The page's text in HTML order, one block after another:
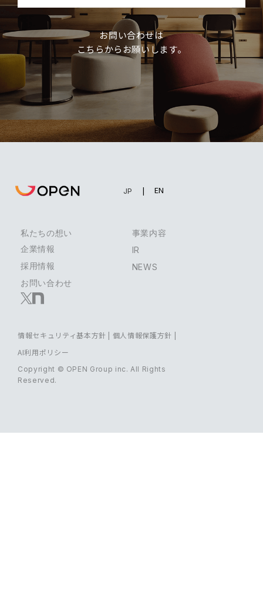
お問い合わせは
こちらからお願いします。
EN
JP
私たちの想い
事業内容
企業情報
IR
採用情報
NEWS
お問い合わせ
Copyright © OPEN Group inc. All Rights
Reserved.
情報セキュリティ基本方針 | 個人情報保護方針 |
AI利用ポリシー